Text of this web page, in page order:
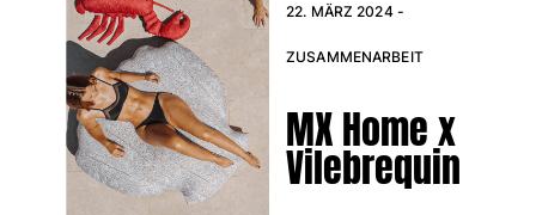
22. MÄRZ 2024 -
ZUSAMMENARBEIT
MX Home x
Vilebrequin